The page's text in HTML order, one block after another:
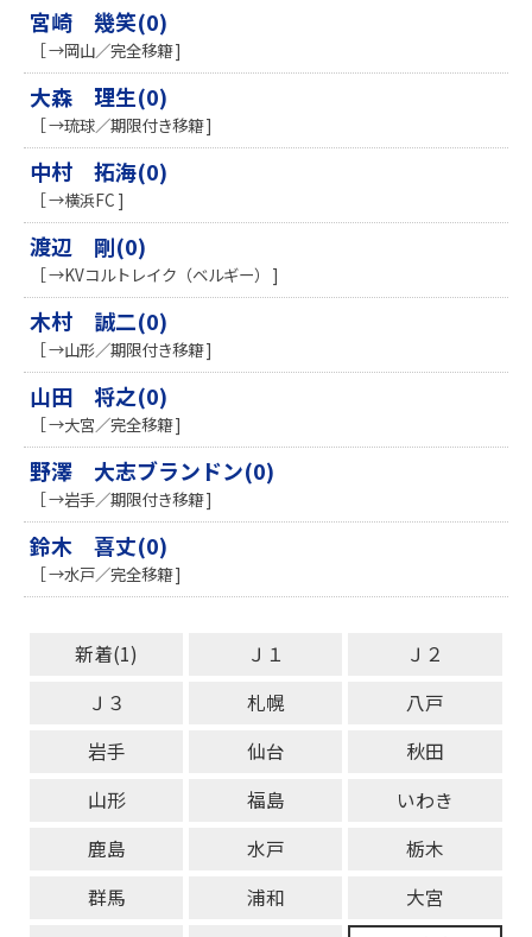
宮崎 幾笑(0)
［ →岡山／完全移籍 ]
大森 理生(0)
［ →琉球／期限付き移籍 ]
中村 拓海(0)
［ →横浜FC ]
渡辺 剛(0)
［ →KVコルトレイク（ベルギー） ]
木村 誠二(0)
［ →山形／期限付き移籍 ]
山田 将之(0)
［ →大宮／完全移籍 ]
野澤 大志ブランドン(0)
［ →岩手／期限付き移籍 ]
鈴木 喜丈(0)
［ →水戸／完全移籍 ]
新着(1) Ｊ１
Ｊ２
Ｊ３
札幌
八戸
岩手
仙台
秋田
山形
福島
いわき
鹿島
水戸
栃木
群馬
浦和
大宮